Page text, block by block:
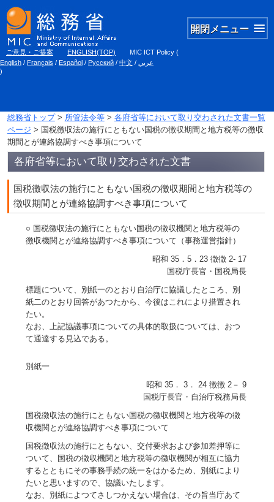
開閉メニュー
ご意見・ご提案 ENGLISH(TOP) MIC ICT Policy (
English / Français / Español / Русский / 中文 / عربي
)
総務省トップ> 所管法令等> 各府省等において取り交わされた文書一覧
ページ > 国税徴収法の施行にともない国税の徴収期間と地方税等の徴収
期間とが連絡協調すべき事項について
各府省等において取り交わされた文書
国税徴収法の施行にともない国税の徴収期間と地方税等の
徴収期間とが連絡協調すべき事項について
○ 国税徴収法の施行にともない国税の徴収機関と地方税等の
徴収機関とが連絡協調すべき事項について（事務運営指針）
昭和 35．5．23 徴徴 2‐ 17
国税庁長官・国税局長
標題について、別紙一のとおり自治庁に協議したところ、別
紙二のとおり回答があつたから、今後はこれにより措置され
たい。
なお、上記協議事項についての具体的取扱については、おつ
て通達する見込である。
別紙一
昭和 35． 3． 24 徴徴 2－ 9
国税庁長官・自治庁税務局長
国税徴収法の施行にともない国税の徴収機関と地方税等の徴
収機関とが連絡協調すべき事項について
国税徴収法の施行にともない、交付要求および参加差押等に
ついて、国税の徴収機関と地方税等の徴収機関が相互に協力
するとともにその事務手続の統一をはかるため、別紙により
たいと思いますので、協議いたします。
なお、別紙によつてさしつかえない場合は、その旨当庁あて